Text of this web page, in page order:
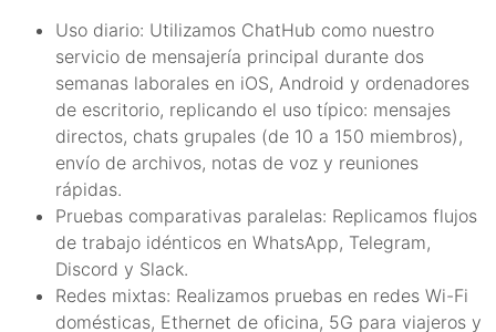
Uso diario: Utilizamos ChatHub como nuestro
servicio de mensajería principal durante dos
semanas laborales en iOS, Android y ordenadores
de escritorio, replicando el uso típico: mensajes
directos, chats grupales (de 10 a 150 miembros),
envío de archivos, notas de voz y reuniones
rápidas.
Pruebas comparativas paralelas: Replicamos flujos
de trabajo idénticos en WhatsApp, Telegram,
Discord y Slack.
Redes mixtas: Realizamos pruebas en redes Wi-Fi
domésticas, Ethernet de oficina, 5G para viajeros y